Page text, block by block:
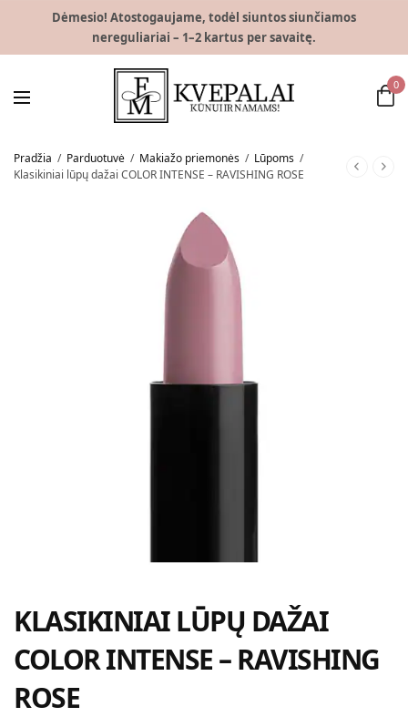
Dėmesio! Atostogaujame, todėl siuntos siunčiamos
nereguliariai – 1–2 kartus per savaitę.
0
Pradžia / Parduotuvė / Makiažo priemonės / Lūpoms /
Klasikiniai lūpų dažai COLOR INTENSE – RAVISHING ROSE
KLASIKINIAI LŪPŲ DAŽAI
COLOR INTENSE – RAVISHING
ROSE